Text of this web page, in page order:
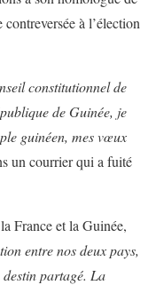
à l’élection
constitutionnel de
de Guinée, je
guinéen, mes vœux
un courrier qui a fuité
France et la Guinée,
entre nos deux pays,
partagé. La